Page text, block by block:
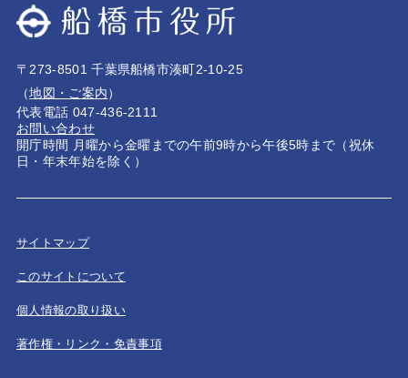
〒273-8501 千葉県船橋市湊町2-10-25
（地図・ご案内）
代表電話 047-436-2111
お問い合わせ
開庁時間 月曜から金曜までの午前9時から午後5時まで（祝休
日・年末年始を除く）
サイトマップ
このサイトについて
個人情報の取り扱い
著作権・リンク・免責事項